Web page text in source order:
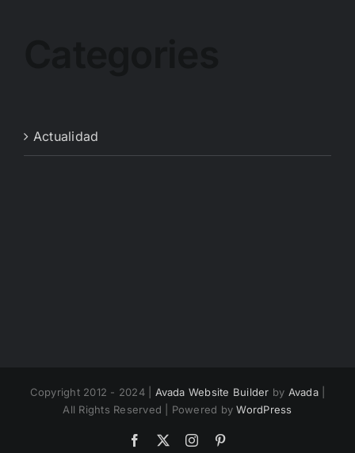
Actualidad
Copyright 2012 - 2024 | Avada Website Builder by Avada|
All Rights Reserved | Powered byWordPress
Facebook Instagram